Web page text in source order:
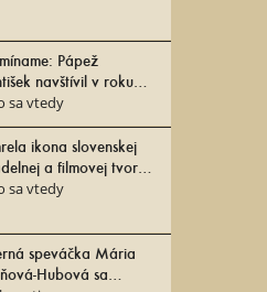
Pápež
navštívil v roku
Slovensko
sa vtedy
ikona slovenskej
a filmovej tvorby
Kvietik
sa vtedy
speváčka Mária
Hubová sa